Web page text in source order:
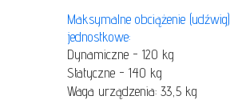
Maksymalne obciążenie (udźwig)
jednostkowe:
Dynamiczne - 120 kg
Statyczne - 140 kg
Waga urządzenia: 33,5 kg